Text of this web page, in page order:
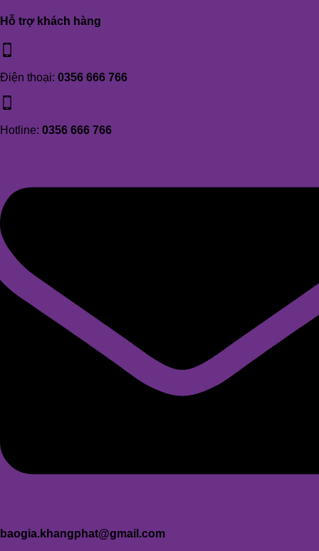
Hỗ trợ khách hàng
Điện thoại: 0356 666 766
Hotline: 0356 666 766
baogia.khangphat@gmail.com